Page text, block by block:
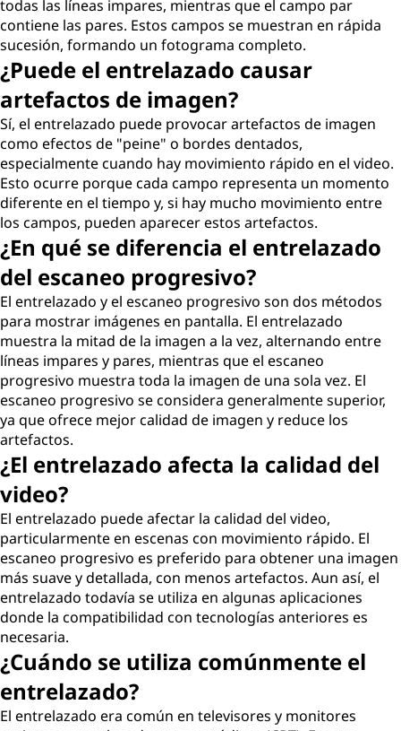
todas las líneas impares, mientras que el campo par
contiene las pares. Estos campos se muestran en rápida
sucesión, formando un fotograma completo.
¿Puede el entrelazado causar
artefactos de imagen?
Sí, el entrelazado puede provocar artefactos de imagen
como efectos de "peine" o bordes dentados,
especialmente cuando hay movimiento rápido en el video.
Esto ocurre porque cada campo representa un momento
diferente en el tiempo y, si hay mucho movimiento entre
los campos, pueden aparecer estos artefactos.
¿En qué se diferencia el entrelazado
del escaneo progresivo?
El entrelazado y el escaneo progresivo son dos métodos
para mostrar imágenes en pantalla. El entrelazado
muestra la mitad de la imagen a la vez, alternando entre
líneas impares y pares, mientras que el escaneo
progresivo muestra toda la imagen de una sola vez. El
escaneo progresivo se considera generalmente superior,
ya que ofrece mejor calidad de imagen y reduce los
artefactos.
¿El entrelazado afecta la calidad del
video?
El entrelazado puede afectar la calidad del video,
particularmente en escenas con movimiento rápido. El
escaneo progresivo es preferido para obtener una imagen
más suave y detallada, con menos artefactos. Aun así, el
entrelazado todavía se utiliza en algunas aplicaciones
donde la compatibilidad con tecnologías anteriores es
necesaria.
¿Cuándo se utiliza comúnmente el
entrelazado?
El entrelazado era común en televisores y monitores